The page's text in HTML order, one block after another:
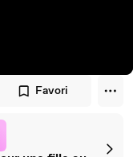
Favori